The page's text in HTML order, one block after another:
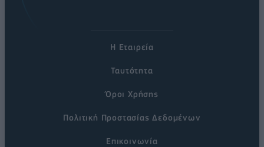
Η Εταιρεία
Ταυτότητα
Όροι Χρήσης
Πολιτική Προστασίας Δεδομένων
Επικοινωνία